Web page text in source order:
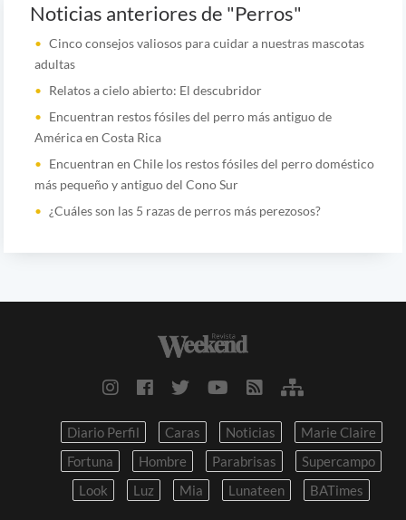
Noticias anteriores de "Perros"
Cinco consejos valiosos para cuidar a nuestras mascotas
adultas
Relatos a cielo abierto: El descubridor
Encuentran restos fósiles del perro más antiguo de
América en Costa Rica
Encuentran en Chile los restos fósiles del perro doméstico
más pequeño y antiguo del Cono Sur
¿Cuáles son las 5 razas de perros más perezosos?
Diario Perfil Caras Noticias
Marie Claire
Fortuna
Hombre Parabrisas
Supercampo
Look
Luz Mia Lunateen BATimes